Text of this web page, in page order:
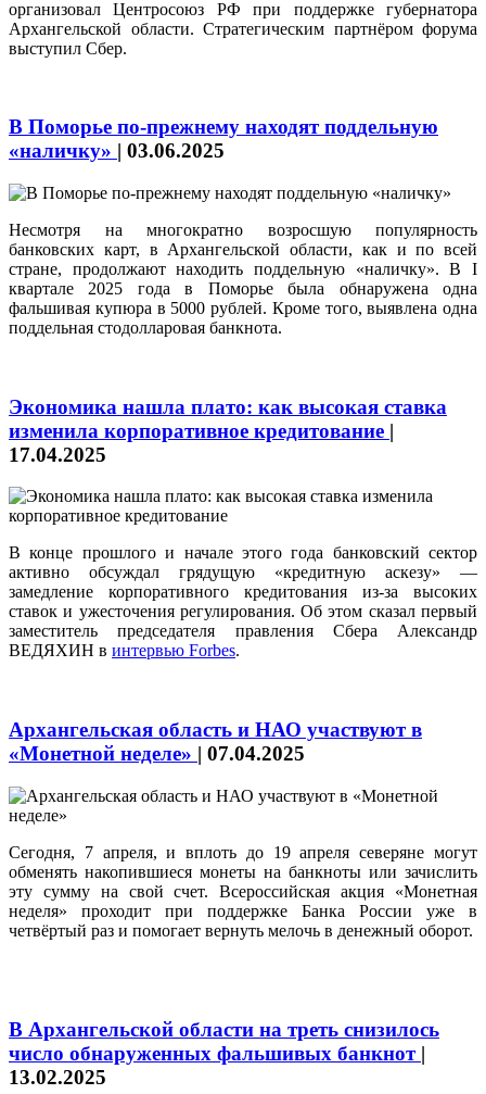
организовал Центросоюз РФ при поддержке губернатора
Архангельской области. Стратегическим партнёром форума
выступил Сбер.
В Поморье по-прежнему находят поддельную
«наличку» | 03.06.2025
Несмотря на многократно возросшую популярность
банковских карт, в Архангельской области, как и по всей
стране, продолжают находить поддельную «наличку». В I
квартале 2025 года в Поморье была обнаружена одна
фальшивая купюра в 5000 рублей. Кроме того, выявлена одна
поддельная стодолларовая банкнота.
Экономика нашла плато: как высокая ставка
изменила корпоративное кредитование |
17.04.2025
В конце прошлого и начале этого года банковский сектор
активно обсуждал грядущую «кредитную аскезу» —
замедление корпоративного кредитования из-за высоких
ставок и ужесточения регулирования. Об этом сказал первый
заместитель председателя правления Сбера Александр
ВЕДЯХИН в интервью Forbes.
Архангельская область и НАО участвуют в
«Монетной неделе» | 07.04.2025
Сегодня, 7 апреля, и вплоть до 19 апреля северяне могут
обменять накопившиеся монеты на банкноты или зачислить
эту сумму на свой счет. Всероссийская акция «Монетная
неделя» проходит при поддержке Банка России уже в
четвёртый раз и помогает вернуть мелочь в денежный оборот.
В Архангельской области на треть снизилось
число обнаруженных фальшивых банкнот |
13.02.2025